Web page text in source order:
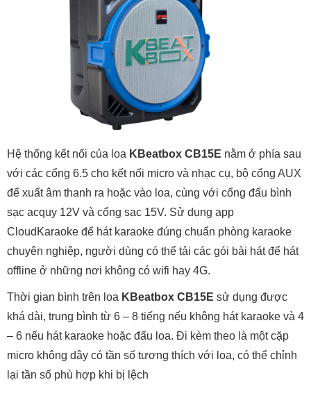
Hệ thống kết nối của loa KBeatbox CB15E nằm ở phía sau
với các cổng 6.5 cho kết nối micro và nhạc cụ, bộ cổng AUX
để xuất âm thanh ra hoặc vào loa, cùng với cổng đấu bình
sạc acquy 12V và cổng sạc 15V. Sử dụng app
CloudKaraoke để hát karaoke đúng chuẩn phòng karaoke
chuyên nghiệp, người dùng có thể tải các gói bài hát để hát
offline ở những nơi không có wifi hay 4G.
Thời gian bình trên loa KBeatbox CB15E sử dụng được
khá dài, trung bình từ 6 – 8 tiếng nếu không hát karaoke và 4
– 6 nếu hát karaoke hoặc đấu loa. Đi kèm theo là một cặp
micro không dây có tần số tương thích với loa, có thể chỉnh
lại tần số phù hợp khi bị lệch